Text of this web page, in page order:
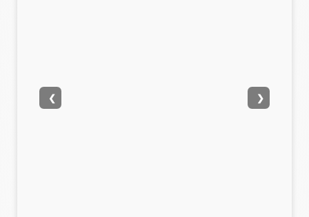
❮ ❯